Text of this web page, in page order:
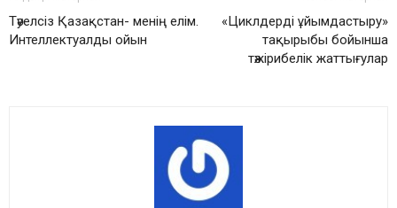
Тәуелсіз Қазақстан- менің елім.
Интеллектуалды ойын
«Циклдерді ұйымдастыру»
тақырыбы бойынша
тәжірибелік жаттығулар